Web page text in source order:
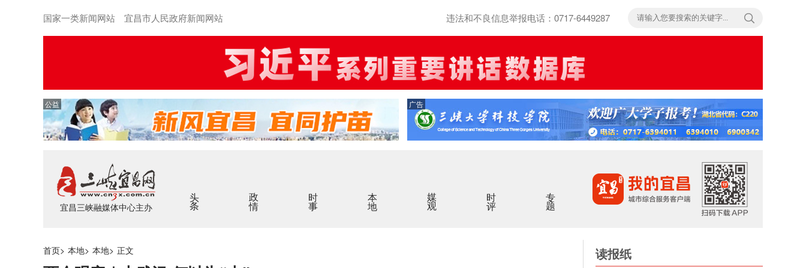
国家一类新闻网站 宜昌市人民政府新闻网站 违法和不良信息举报电话：0717-6449287
公益 广告
宜昌三峡融媒体中心主办
头条 政情 时事 本地 媒观 时评 专题
首页> 本地> 本地> 正文 读报纸